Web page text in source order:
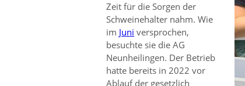
Zeit für die Sorgen der
Schweinehalter nahm. Wie
im Juni versprochen,
besuchte sie die AG
Neunheilingen. Der Betrieb
hatte bereits in 2022 vor
Ablauf der gesetzlich